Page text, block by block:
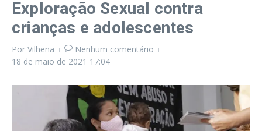
Exploração Sexual contra
crianças e adolescentes
Por Vilhena
Nenhum comentário
18 de maio de 2021 17:04